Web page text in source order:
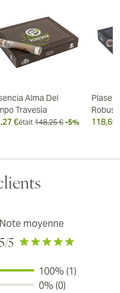
Alma Del
Travesia
€était 148,25 € -5%
118,60
Note moyenne
5/5
100% (1)
0% (0)